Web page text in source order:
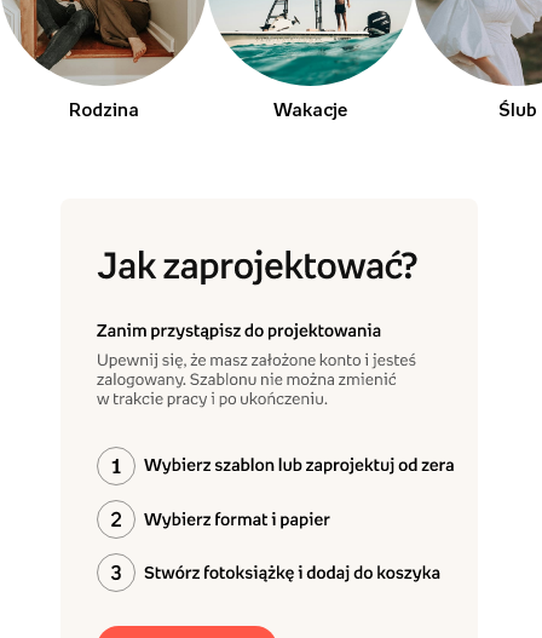
Rodzina Wakacje Ślub